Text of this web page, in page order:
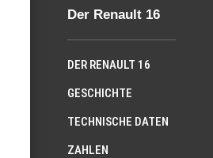
Der Renault 16
DER RENAULT 16
GESCHICHTE
TECHNISCHE DATEN
ZAHLEN